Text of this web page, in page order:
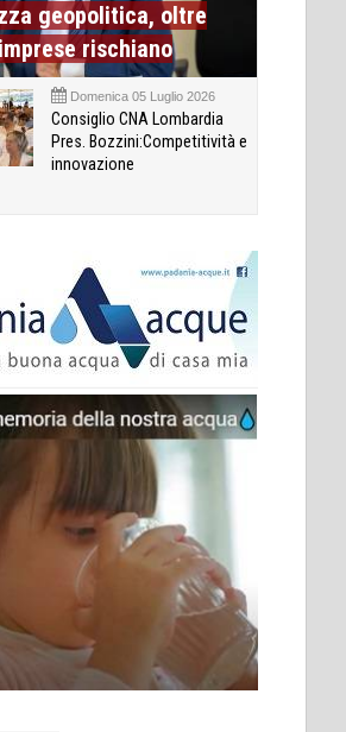
geopolitica, oltre
rischiano
Domenica 05 Luglio 2026
Consiglio CNA Lombardia
Pres. Bozzini:Competitività e
innovazione